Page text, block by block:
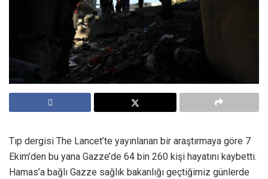
Tıp dergisi The Lancet’te yayınlanan bir araştırmaya göre 7
Ekim’den bu yana Gazze’de 64 bin 260 kişi hayatını kaybetti.
Hamas’a bağlı Gazze sağlık bakanlığı geçtiğimiz günlerde